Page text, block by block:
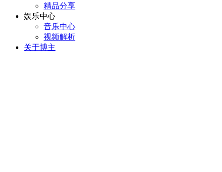
精品分享
娱乐中心
音乐中心
视频解析
关于博主